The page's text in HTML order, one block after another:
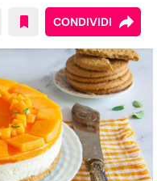
CONDIVIDI